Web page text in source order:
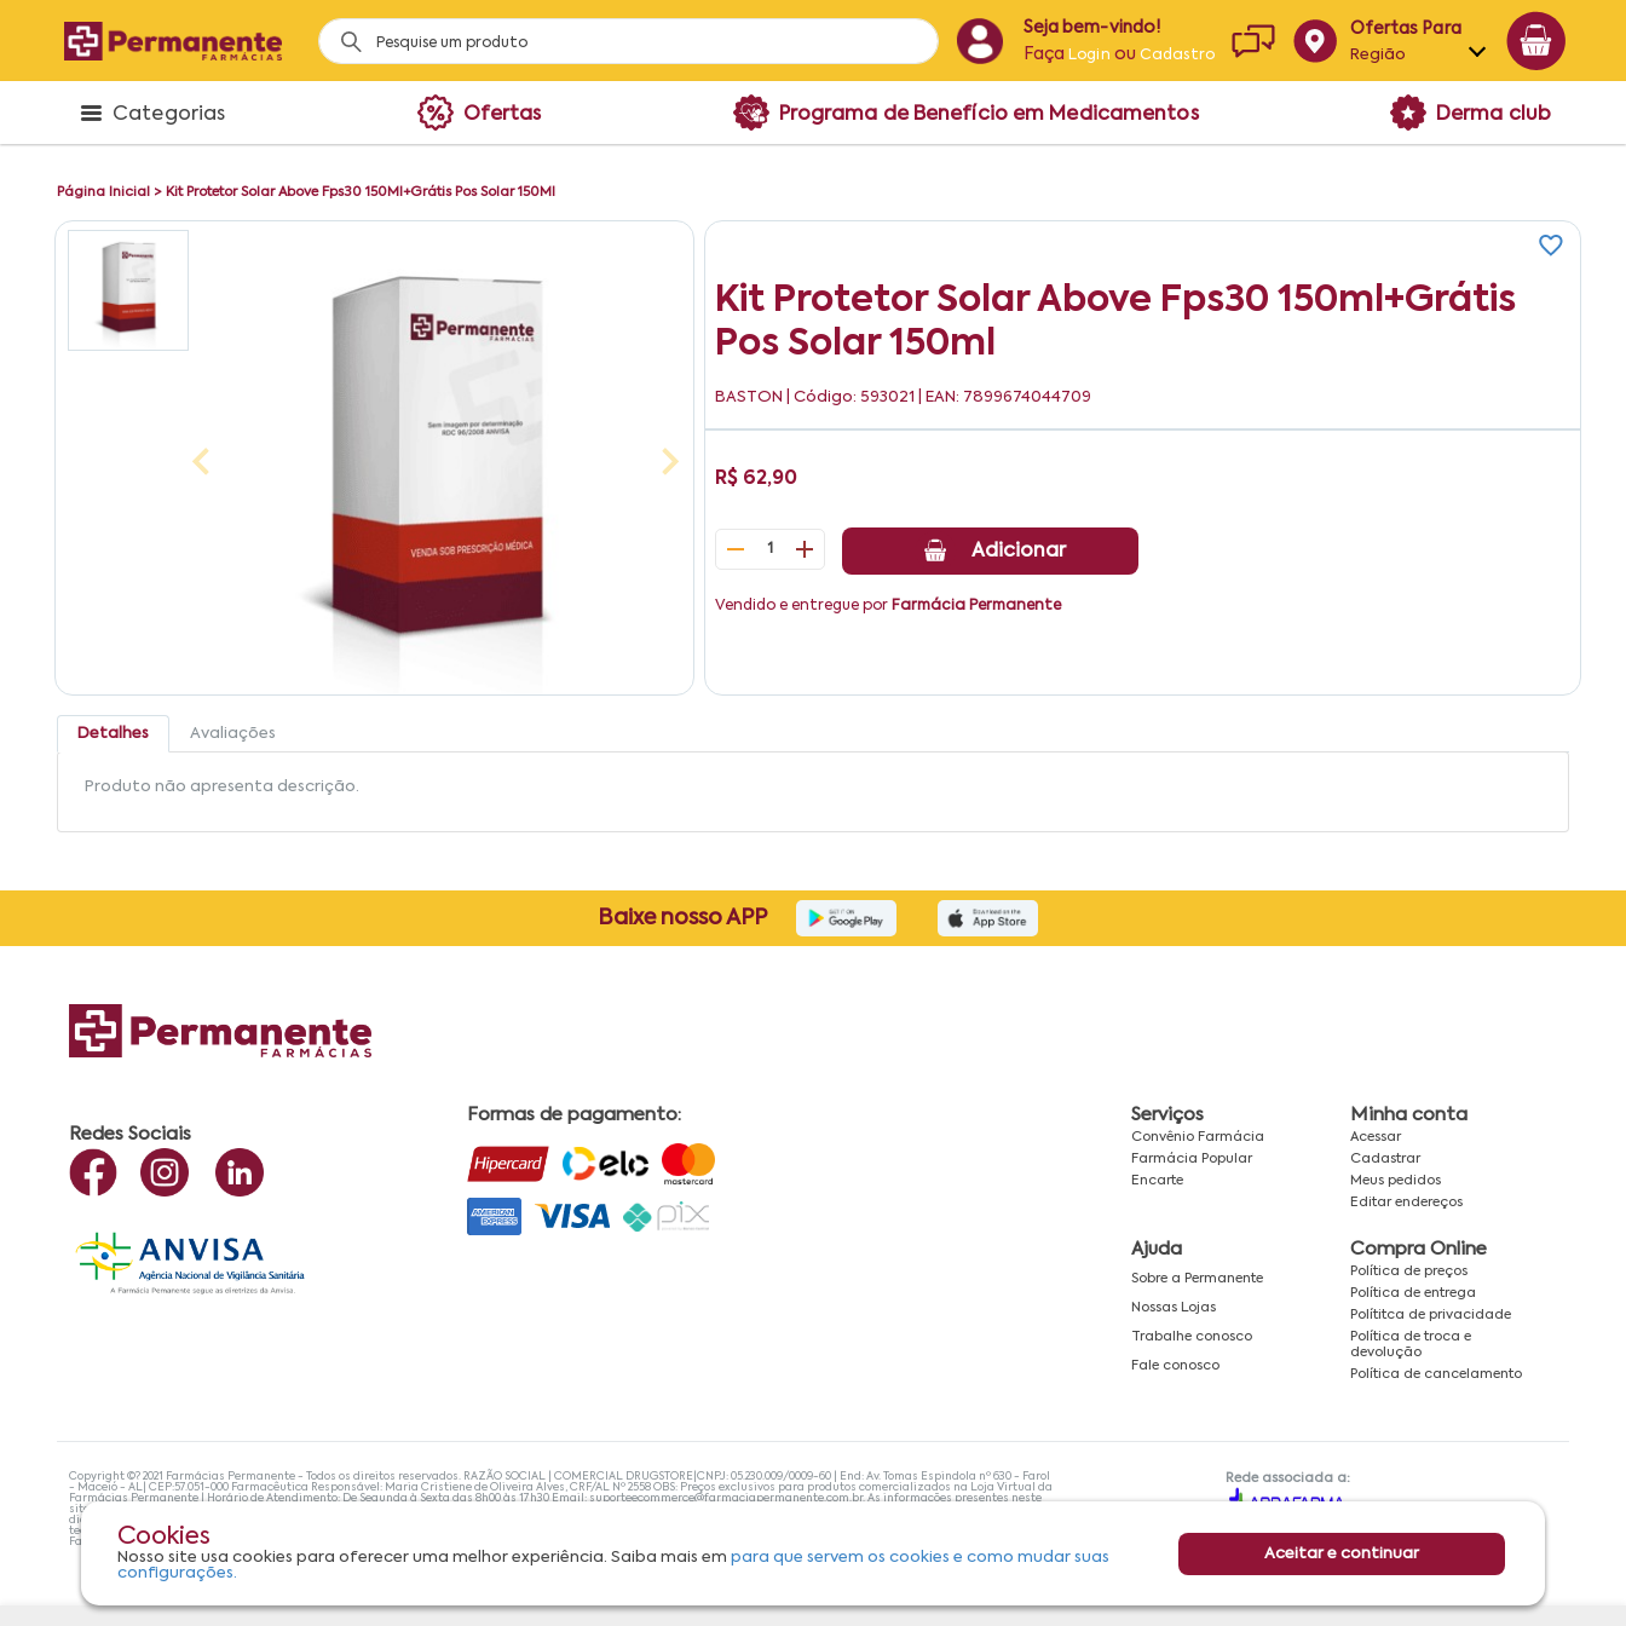
Seja bem-vindo!
Faça Login ouCadastro
Ofertas Para
Região
Alagoas
Categorias Ofertas Programa de Benefício em Medicamentos Derma club
Página Inicial > Kit Protetor Solar Above Fps30 150Ml+Grátis Pos Solar 150Ml
Kit Protetor Solar Above Fps30 150ml+grátis
Pos Solar 150ml
BASTON | Código: 593021 | EAN: 7899674044709
R$ 62,90
1 Adicionar
Vendido e entregue por Farmácia Permanente
Detalhes Avaliações
Produto não apresenta descrição.
Cookies
Nosso site usa cookies para oferecer uma melhor experiência. Saiba mais empara que servem os cookies e como mudar suas
configurações.
Aceitar e continuar
Baixe nosso APP
Redes Sociais
Formas de pagamento: Serviços
Convênio Farmácia
Farmácia Popular
Encarte
Minha conta
Acessar
Cadastrar
Meus pedidos
Editar endereços
Ajuda
Sobre a Permanente
Nossas Lojas
Trabalhe conosco
Fale conosco
Compra Online
Política de preços
Política de entrega
Polítitca de privacidade
Política de troca e
devolução
Política de cancelamento
Copyright ©? 2021 Farmácias Permanente - Todos os direitos reservados. RAZÃO SOCIAL | COMERCIAL DRUGSTORE|CNPJ: 05.230.009/0009-60 | End: Av. Tomas Espindola nº 630 - Farol
- Maceió - AL| CEP:57.051-000 Farmacêutica Responsável: Maria Cristiene de Oliveira Alves, CRF/AL Nº 2558 OBS: Preços exclusivos para produtos comercializados na Loja Virtual da
Farmácias Permanente | Horário de Atendimento: De Segunda à Sexta das 8h00 às 17h30 Email: suporteecommerce@farmaciapermanente.com.br. As informações presentes neste
site não devem ser utilizadas para automedicação e, de forma alguma, substituem as orientações de um profissional da área médica. Apenas o médico está capacitado para
diagnosticar problemas de saúde e prescrever o tratamento adequado. Se os sintomas persistirem, um médico deve ser consultado. A Farmácia Permanente trabalha com as
tecnologias mais avançadas de proteção de dados, para que você possa realizar suas compras com tranquilidade. A privacidade e a segurança dos clientes são compromissos da
Farmácias Permanente. Todos os pedidos efetuados estão sujeitos à confirmação da disponibilidade de produto em nosso estoque.
Rede associada a: